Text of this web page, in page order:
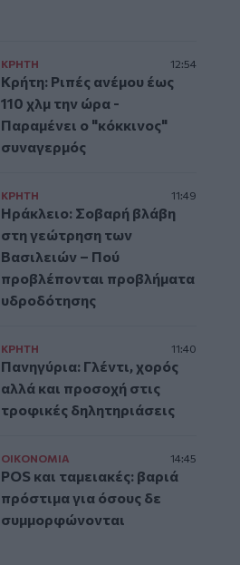
ΚΡΗΤΗ 12:54
Κρήτη: Ριπές ανέμου έως
110 χλμ την ώρα -
Παραμένει ο "κόκκινος"
συναγερμός
ΚΡΗΤΗ 11:49
Ηράκλειο: Σοβαρή βλάβη
στη γεώτρηση των
Βασιλειών – Πού
προβλέπονται προβλήματα
υδροδότησης
ΚΡΗΤΗ 11:40
Πανηγύρια: Γλέντι, χορός
αλλά και προσοχή στις
τροφικές δηλητηριάσεις
ΟΙΚΟΝΟΜΙΑ 14:45
POS και ταμειακές: βαριά
πρόστιμα για όσους δε
συμμορφώνονται